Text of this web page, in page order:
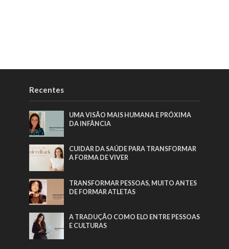
Recentes
UMA VISÃO MAIS HUMANA E PRÓXIMA
DA INFÂNCIA
CUIDAR DA SAÚDE PARA TRANSFORMAR
A FORMA DE VIVER
TRANSFORMAR PESSOAS, MUITO ANTES
DE FORMAR ATLETAS
A TRADUÇÃO COMO ELO ENTRE PESSOAS
E CULTURAS